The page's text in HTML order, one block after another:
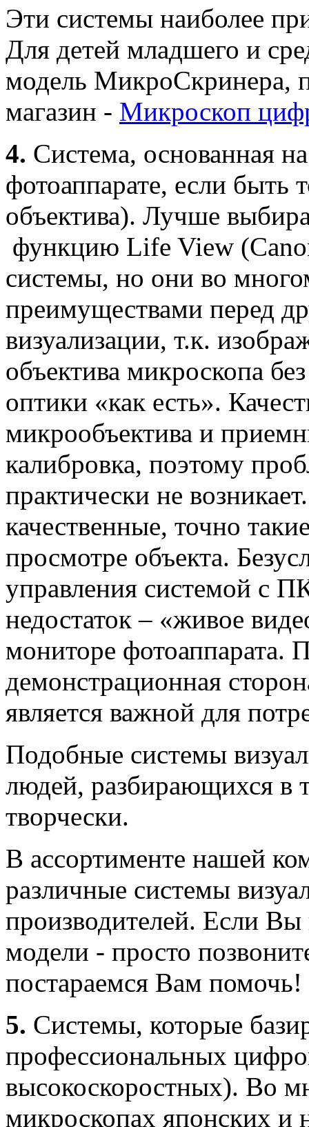
Эти системы наиболее
Для детей младшего и
модель МикроСкринера,
магазин - Микроскоп
4. Система, основанная
фотоаппарате, если быть
объектива). Лучше
функцию Life View
системы, но они во
преимуществами перед
визуализации, т.к.
объектива микроскопа
оптики «как есть».
микрообъектива и
калибровка, поэтому
практически не
качественные, точно
просмотре объекта.
управления системой с
недостаток – «живое
мониторе фотоаппарата.
демонстрационная
является важной для
Подобные системы
людей, разбирающихся в
творчески.
В ассортименте нашей
различные системы
производителей. Если
модели - просто
постараемся Вам помочь!
5. Системы, которые
профессиональных
высокоскоростных). Во
микроскопах японских